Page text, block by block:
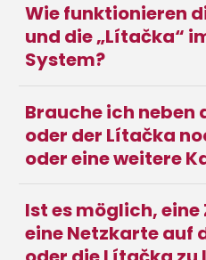
Wie funktionieren
und die „Lítačka“
System?
Brauche ich neben
oder der Lítačka
oder eine weitere
Ist es möglich,
eine Netzkarte auf